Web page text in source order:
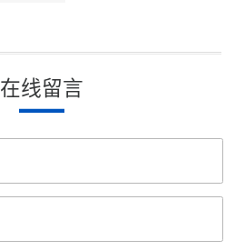
在线留言